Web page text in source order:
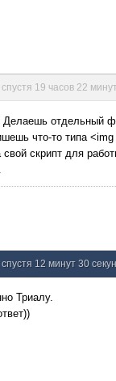
, спустя 19 часов 22
Делаешь отдельный
что-то типа
скрипт для
, спустя 12 минут 30
Триалу.